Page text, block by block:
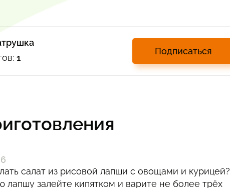
1
Подписаться
салат из рисовой лапши с овощами и курицей?
лапшу залейте кипятком и варите не более трёх